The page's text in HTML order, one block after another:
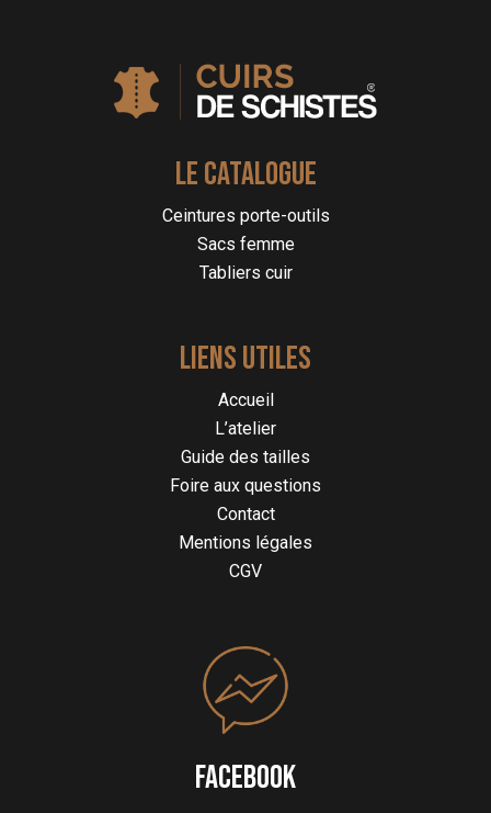
LE CATALOGUE
Ceintures porte-outils
Sacs femme
Tabliers cuir
LIENS UTILES
Accueil
L’atelier
Guide des tailles
Foire aux questions
Contact
Mentions légales
CGV
FACEBOOK